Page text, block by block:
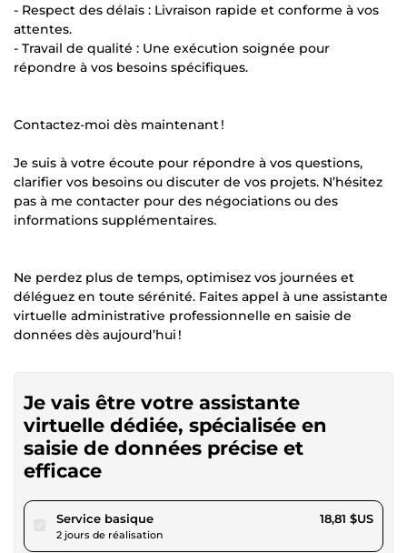
- Respect des délais : Livraison rapide et conforme à vos
attentes.
- Travail de qualité : Une exécution soignée pour
répondre à vos besoins spécifiques.
Contactez-moi dès maintenant !
Je suis à votre écoute pour répondre à vos questions,
clarifier vos besoins ou discuter de vos projets. N’hésitez
pas à me contacter pour des négociations ou des
informations supplémentaires.
Ne perdez plus de temps, optimisez vos journées et
déléguez en toute sérénité. Faites appel à une assistante
virtuelle administrative professionnelle en saisie de
données dès aujourd’hui !
Je vais être votre assistante
virtuelle dédiée, spécialisée en
saisie de données précise et
efficace
Service basiquepour 17,34 $US
2 jours de réalisation
18,81 $US